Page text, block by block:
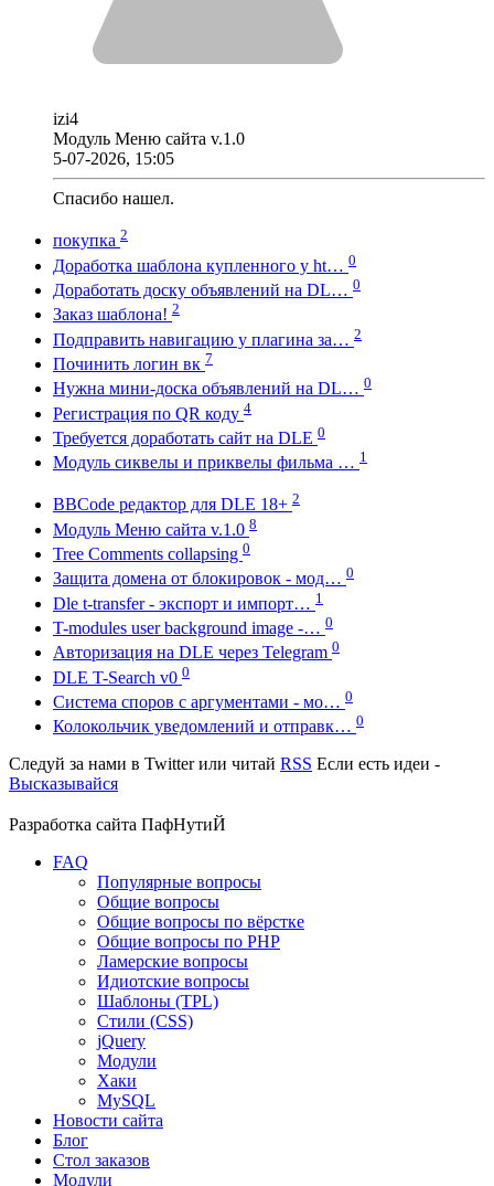
izi4
Модуль Меню сайта v.1.0
5-07-2026, 15:05
Спасибо нашел.
покупка 2
Доработка шаблона купленного у ht… 0
Доработать доску объявлений на DL… 0
Заказ шаблона! 2
Подправить навигацию у плагина за… 2
Починить логин вк 7
Нужна мини-доска объявлений на DL… 0
Регистрация по QR коду 4
Требуется доработать сайт на DLE 0
Модуль сиквелы и приквелы фильма … 1
BBCode редактор для DLE 18+ 2
Модуль Меню сайта v.1.0 8
Tree Comments collapsing 0
Защита домена от блокировок - мод… 0
Dle t-transfer - экспорт и импорт… 1
T-modules user background image -… 0
Авторизация на DLE через Telegram 0
DLE T-Search v0 0
Система споров с аргументами - мо… 0
Колокольчик уведомлений и отправк… 0
Следуй за нами в Twitterили читай RSS Если есть идеи -
Высказывайся
Разработка сайта ПафНутиЙ
FAQ
Популярные вопросы
Общие вопросы
Общие вопросы по вёрстке
Общие вопросы по PHP
Ламерские вопросы
Идиотские вопросы
Шаблоны (TPL)
Стили (CSS)
jQuery
Модули
Хаки
MySQL
Новости сайта
Блог
Стол заказов
Модули